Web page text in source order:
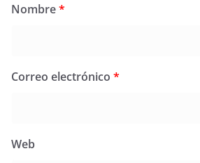
Nombre*
Correo electrónico *
Web